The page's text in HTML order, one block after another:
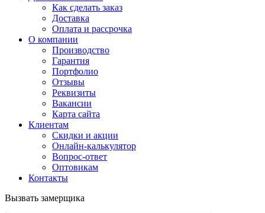
Как сделать заказ
Доставка
Оплата и рассрочка
О компании
Производство
Гарантия
Портфолио
Отзывы
Реквизиты
Вакансии
Карта сайта
Клиентам
Скидки и акции
Онлайн-калькулятор
Вопрос-ответ
Оптовикам
Контакты
Вызвать замерщика